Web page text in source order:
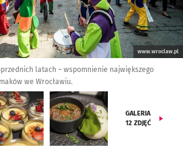
www.wroclaw.pl
latach – wspomnienie największego
we Wrocławiu.
GALERIA
12 ZDJĘĆ